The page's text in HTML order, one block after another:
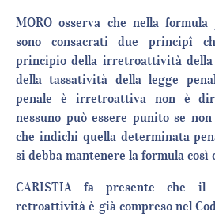
MORO osserva che nella
sono consacrati due principî
principio della irretroattività della
della tassatività della legge
penale è irretroattiva non è
nessuno può essere punito se
che indichi quella determinata
si debba mantenere la formula così
CARISTIA fa presente che il
retroattività è già compreso nel